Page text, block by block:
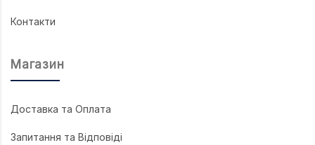
Контакти
Магазин
Доставка та Оплата
Запитання та Відповіді